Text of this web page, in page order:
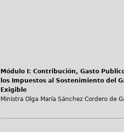
Módulo I: Contribución, Gasto
los Impuestos al Sostenimiento del
Exigible
Ministra Olga María Sánchez Cordero de